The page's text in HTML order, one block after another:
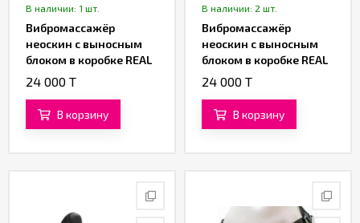
В наличии: 1 шт.
Вибромассажёр
неоскин с выносным
блоком в коробке REAL
Next № 86 (16,5 см.)
24 000 T
В корзину
В наличии: 2 шт.
Вибромассажёр
неоскин с выносным
блоком в коробке REAL
Next № 27 (17,5 см)
24 000 T
В корзину